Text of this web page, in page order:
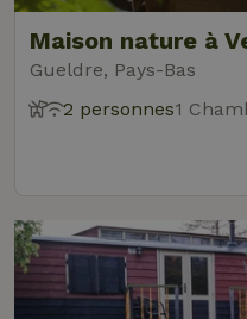
Maison nature à
Gueldre, Pays-Bas
2 personnes1